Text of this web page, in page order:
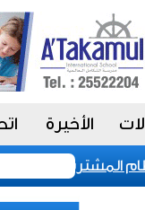
الأخيرة
يمنح